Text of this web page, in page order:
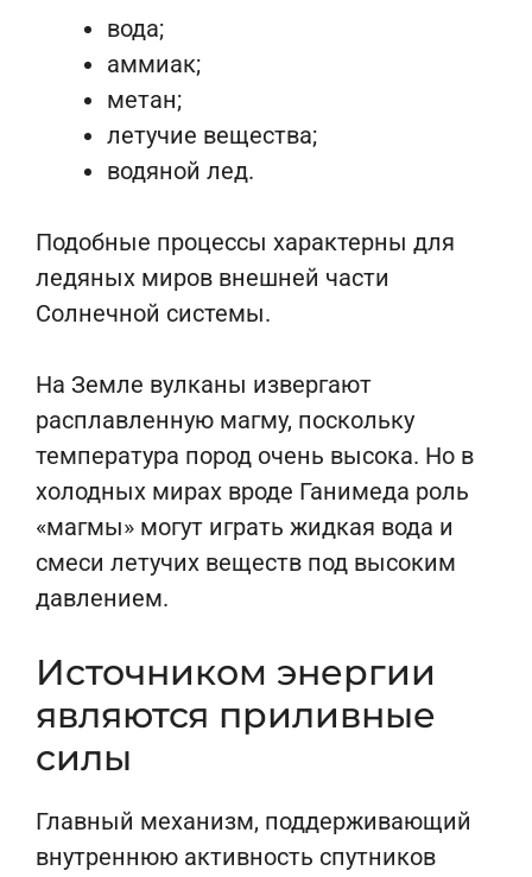
вода;
аммиак;
метан;
летучие вещества;
водяной лед.
Подобные процессы характерны для
ледяных миров внешней части
Солнечной системы.
На Земле вулканы извергают
расплавленную магму, поскольку
температура пород очень высока. Но в
холодных мирах вроде Ганимеда роль
«магмы» могут играть жидкая вода и
смеси летучих веществ под высоким
давлением.
Источником энергии
являются приливные
силы
Главный механизм, поддерживающий
внутреннюю активность спутников